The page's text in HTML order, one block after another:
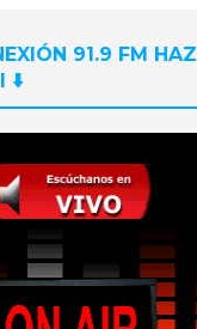
91.9 FM HAZ
⬇️